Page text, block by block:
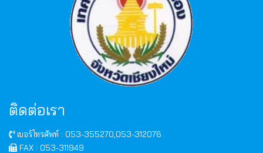
ติดต่อเรา
เบอร์โทรศัพท์ : 053-355270,053-312076
FAX : 053-311949